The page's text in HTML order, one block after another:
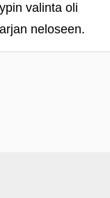
valinta oli
neloseen.